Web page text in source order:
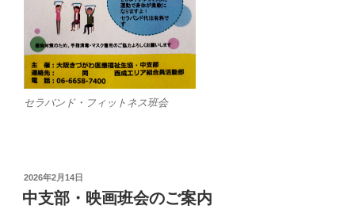
セラバンド・フィットネス班会
投
稿
日:
2026年2月14日
中支部・映画班会のご案内